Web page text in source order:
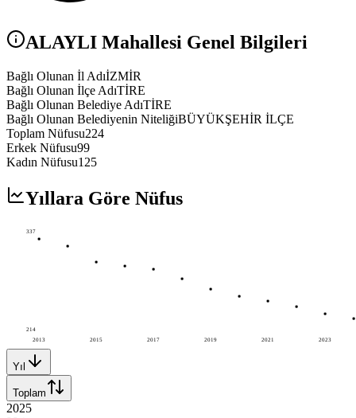
ALAYLI Mahallesi Genel Bilgileri
Bağlı Olunan İl AdıİZMİR
Bağlı Olunan İlçe AdıTİRE
Bağlı Olunan Belediye AdıTİRE
Bağlı Olunan Belediyenin NiteliğiBÜYÜKŞEHİR İLÇE
Toplam Nüfusu224
Erkek Nüfusu99
Kadın Nüfusu125
Yıllara Göre Nüfus
2013 2015 2017 2019 2021 2023
337
214
Yıl
Toplam
2025